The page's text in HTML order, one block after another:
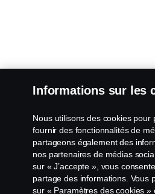
Informations sur les
Nous utilisons des cookies
fournir des fonctionnalités de
partageons également des
nos partenaires de médias
sur « J’accepte », vous
partage des informations. Vous
sur « Paramètres des cookies